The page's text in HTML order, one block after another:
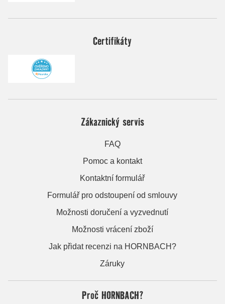
Certifikáty
Zákaznický servis
FAQ
Pomoc a kontakt
Kontaktní formulář
Formulář pro odstoupení od smlouvy
Možnosti doručení a vyzvednutí
Možnosti vrácení zboží
Jak přidat recenzi na HORNBACH?
Záruky
Proč HORNBACH?